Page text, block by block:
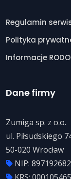
Regulamin
Polityka
Informacje RODO
Dane firmy
Zumiga sp. z o.o.
ul. Piłsudskiego
50-020 Wrocław
NIP: